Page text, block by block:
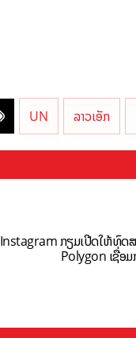
UN ລາວເອັກ
Instagram ກຽມເປີດໃຫ້ທົດສ
Polygon ເຊື່ອມ